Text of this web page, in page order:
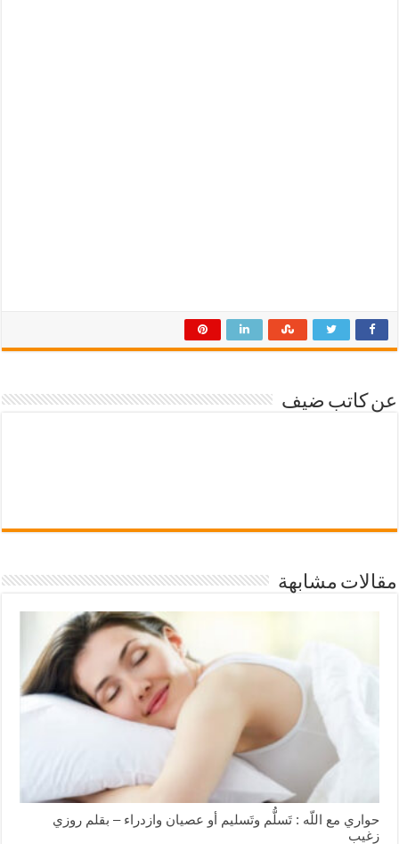
عن كاتب ضيف
مقالات مشابهة
حواري مع اللّه : تَسلُّم وتَسليم أو عصيان وازدراء – بقلم روزي
زغيب